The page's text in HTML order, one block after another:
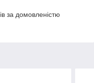
за домовленістю